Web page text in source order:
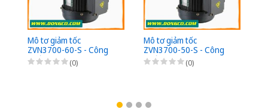
Mô tơ giảm tốc
ZVN3700-60-S - Công
suất 3700W (5HP) - 1/60
- Chân đế - 3Pha
(0)
Mô tơ giảm tốc
ZVN3700-50-S - Công
suất 3700W (5HP) - 1/50
- Chân đế - 3Pha
(0)